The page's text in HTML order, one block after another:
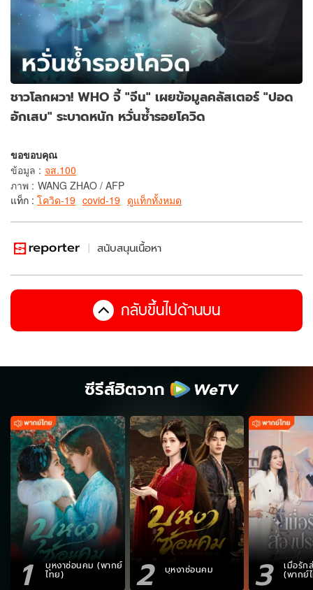
ชาวโลกผวา! WHO จี้ "จีน" เผยข้อมูลคลัสเตอร์ "ปอด
อักเสบ" ระบาดหนัก หวั่นซ้ำรอยโควิด
ขอขอบคุณ
ข้อมูล : จส.100
ภาพ : WANG ZHAO / AFP
แท็ก : โควิด-19 covid-19 ดูแท็กทั้งหมด
สนับสนุนเนื้อหา
กลับขึ้นไปด้านบน
ซีรีส์ฮิตจาก
1 บุหงาซ่อนคม (พากย์
ไทย) 2 บุหงาซ่อนคม 3 เมื่อรัก
(พากย์